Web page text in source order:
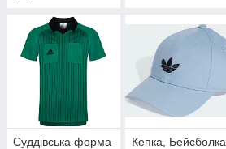
Суддівська форма Кепка, Бейсболка